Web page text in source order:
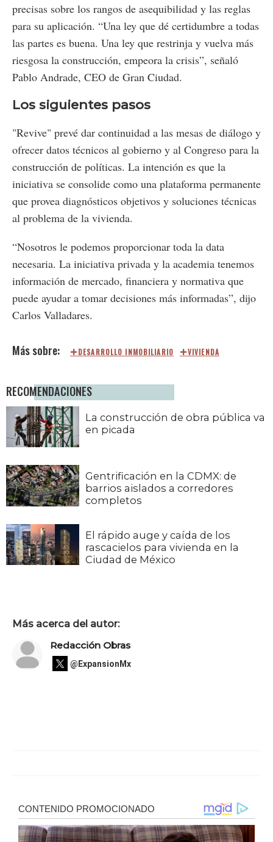
precisas sobre los rangos de asequibilidad y las reglas
para su aplicación. “Una ley que dé certidumbre a todas
las partes es buena. Una ley que restrinja y vuelva más
riesgosa la construcción, empeora la crisis”, señaló
Pablo Andrade, CEO de Gran Ciudad.
Los siguientes pasos
"Revive" prevé dar continuidad a las mesas de diálogo y
ofrecer datos técnicos al gobierno y al Congreso para la
construcción de políticas. La intención es que la
iniciativa se consolide como una plataforma permanente
que provea diagnósticos objetivos y soluciones técnicas
al problema de la vivienda.
“Nosotros le podemos proporcionar toda la data
necesaria. La iniciativa privada y la academia tenemos
información de mercado, financiera y normativa que
puede ayudar a tomar decisiones más informadas”, dijo
Carlos Valladares.
DESARROLLO INMOBILIARIO VIVIENDA
RECOMENDACIONES
La construcción de obra pública va
en picada
Gentrificación en la CDMX: de
barrios aislados a corredores
completos
El rápido auge y caída de los
rascacielos para vivienda en la
Ciudad de México
Más acerca del autor:
Redacción Obras
@ExpansionMx